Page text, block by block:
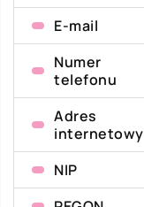
E-mail
Numer
telefonu
Adres
internetowy
NIP